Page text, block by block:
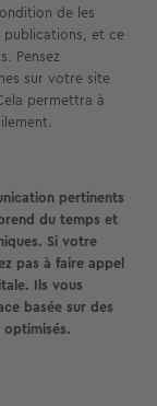
de les
publications, et ce
Pensez
sur votre site
permettra à
pertinents
du temps et
Si votre
pas à faire appel
Ils vous
basée sur des